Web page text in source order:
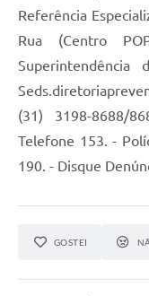
Referência
Rua (Centro
Superintendência
(31) 3198-8688/
Telefone 153. -
190. - Disque
GOSTEI